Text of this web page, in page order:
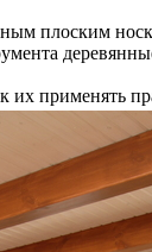
плоским
их применять